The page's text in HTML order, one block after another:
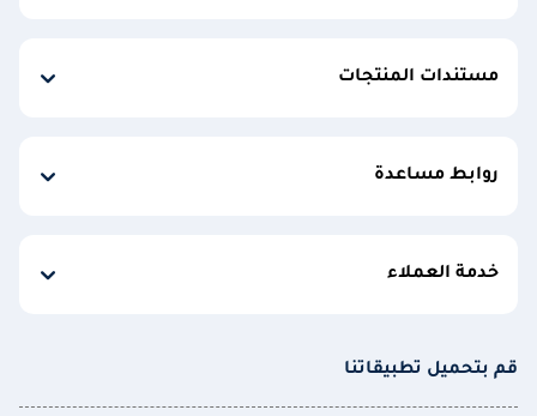
مستندات المنتجات
روابط مساعدة
خدمة العملاء
قم بتحميل تطبيقاتنا